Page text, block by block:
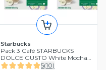
Starbucks
Pack 3 Café STARBUCKS
DOLCE GUSTO White Mocha
12 cápsulas
5(10)